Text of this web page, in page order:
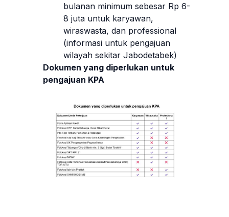
bulanan minimum sebesar Rp 6-
8 juta untuk karyawan,
wiraswasta, dan professional
(informasi untuk pengajuan
wilayah sekitar Jabodetabek)
Dokumen yang diperlukan untuk
pengajuan KPA